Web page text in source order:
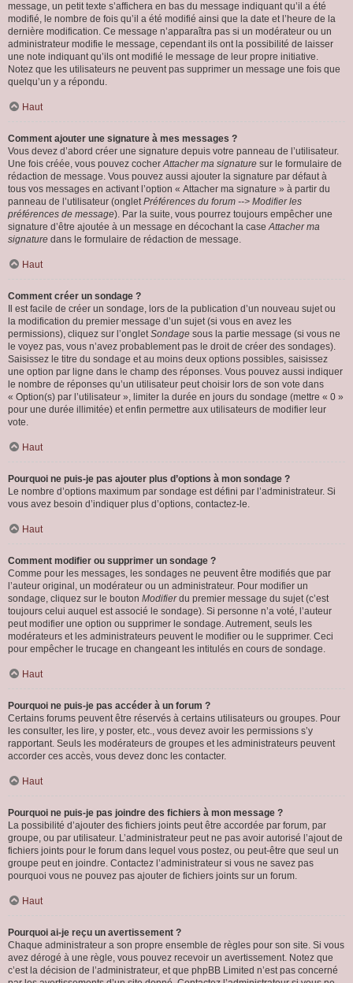
message, un petit texte s’affichera en bas du message indiquant qu’il a été
modifié, le nombre de fois qu’il a été modifié ainsi que la date et l’heure de la
dernière modification. Ce message n’apparaîtra pas si un modérateur ou un
administrateur modifie le message, cependant ils ont la possibilité de laisser
une note indiquant qu’ils ont modifié le message de leur propre initiative.
Notez que les utilisateurs ne peuvent pas supprimer un message une fois que
quelqu’un y a répondu.
Haut
Comment ajouter une signature à mes messages ?
Vous devez d’abord créer une signature depuis votre panneau de l’utilisateur.
Une fois créée, vous pouvez cocherAttacher ma signature sur le formulaire de
rédaction de message. Vous pouvez aussi ajouter la signature par défaut à
tous vos messages en activant l’option « Attacher ma signature » à partir du
panneau de l’utilisateur (ongletPréférences du forum --> Modifier les
préférences de message). Par la suite, vous pourrez toujours empêcher une
signature d’être ajoutée à un message en décochant la caseAttacher ma
signature dans le formulaire de rédaction de message.
Haut
Comment créer un sondage ?
Il est facile de créer un sondage, lors de la publication d’un nouveau sujet ou
la modification du premier message d’un sujet (si vous en avez les
permissions), cliquez sur l’ongletSondage sous la partie message (si vous ne
le voyez pas, vous n’avez probablement pas le droit de créer des sondages).
Saisissez le titre du sondage et au moins deux options possibles, saisissez
une option par ligne dans le champ des réponses. Vous pouvez aussi indiquer
le nombre de réponses qu’un utilisateur peut choisir lors de son vote dans
« Option(s) par l’utilisateur », limiter la durée en jours du sondage (mettre « 0 »
pour une durée illimitée) et enfin permettre aux utilisateurs de modifier leur
vote.
Haut
Pourquoi ne puis-je pas ajouter plus d’options à mon sondage ?
Le nombre d’options maximum par sondage est défini par l’administrateur. Si
vous avez besoin d’indiquer plus d’options, contactez-le.
Haut
Comment modifier ou supprimer un sondage ?
Comme pour les messages, les sondages ne peuvent être modifiés que par
l’auteur original, un modérateur ou un administrateur. Pour modifier un
sondage, cliquez sur le bouton Modifierdu premier message du sujet (c’est
toujours celui auquel est associé le sondage). Si personne n’a voté, l’auteur
peut modifier une option ou supprimer le sondage. Autrement, seuls les
modérateurs et les administrateurs peuvent le modifier ou le supprimer. Ceci
pour empêcher le trucage en changeant les intitulés en cours de sondage.
Haut
Pourquoi ne puis-je pas accéder à un forum ?
Certains forums peuvent être réservés à certains utilisateurs ou groupes. Pour
les consulter, les lire, y poster, etc., vous devez avoir les permissions s’y
rapportant. Seuls les modérateurs de groupes et les administrateurs peuvent
accorder ces accès, vous devez donc les contacter.
Haut
Pourquoi ne puis-je pas joindre des fichiers à mon message ?
La possibilité d’ajouter des fichiers joints peut être accordée par forum, par
groupe, ou par utilisateur. L’administrateur peut ne pas avoir autorisé l’ajout de
fichiers joints pour le forum dans lequel vous postez, ou peut-être que seul un
groupe peut en joindre. Contactez l’administrateur si vous ne savez pas
pourquoi vous ne pouvez pas ajouter de fichiers joints sur un forum.
Haut
Pourquoi ai-je reçu un avertissement ?
Chaque administrateur a son propre ensemble de règles pour son site. Si vous
avez dérogé à une règle, vous pouvez recevoir un avertissement. Notez que
c’est la décision de l’administrateur, et que phpBB Limited n’est pas concerné